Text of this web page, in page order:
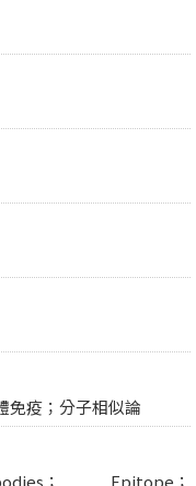
免疫；分子相似論
； Epitope；